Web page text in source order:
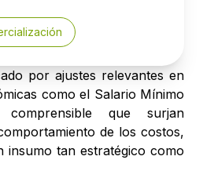
por ajustes relevantes en
como el Salario Mínimo
que surjan
de los costos,
insumo tan estratégico como